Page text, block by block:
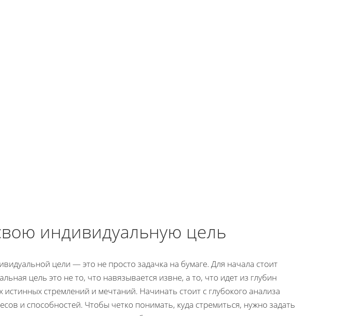
индивидуальную цель
цели — это не просто задачка на бумаге. Для начала стоит
цель это не то, что навязывается извне, а то, что идет из глубин
стремлений и мечтаний. Начинать стоит с глубокого анализа
и способностей. Чтобы четко понимать, куда стремиться, нужно задать